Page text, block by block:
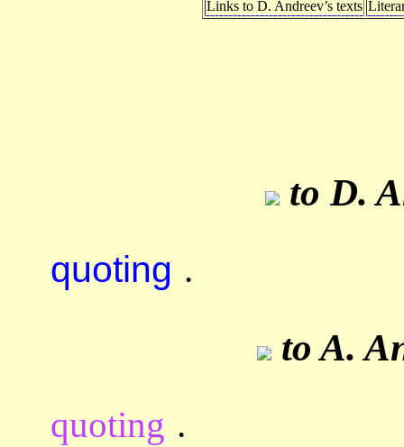
Links to D. Andreev’s texts
to D.
quoting .
to A.
quoting .